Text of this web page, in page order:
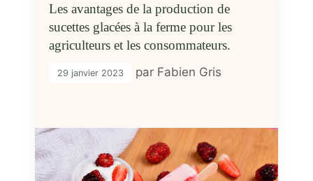
Les avantages de la production de
sucettes glacées à la ferme pour les
agriculteurs et les consommateurs.
29 janvier 2023 par Fabien Gris